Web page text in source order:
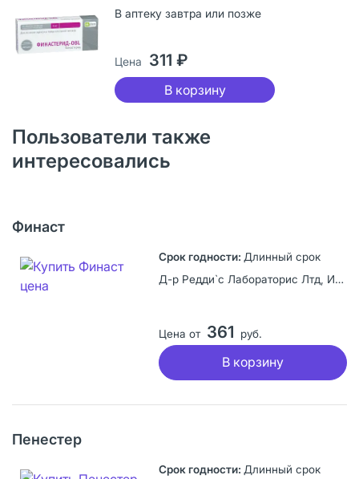
В аптеку завтра или позже
Цена 311 ₽
В корзину
Пользователи также
интересовались
Финаст
Длинный срок
Д-р Редди`с Лабораторис Лтд, Индия
Цена от 361 руб.
В корзину
Пенестер
Длинный срок